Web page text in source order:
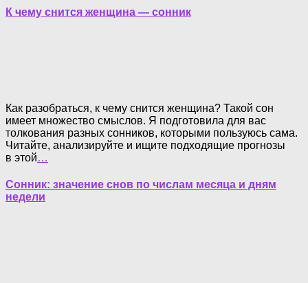
К чему снится женщина — сонник
Как разобраться, к чему снится женщина? Такой сон
имеет множество смыслов. Я подготовила для вас
толкования разных сонников, которыми пользуюсь сама.
Читайте, анализируйте и ищите подходящие прогнозы
в этой…
Сонник: значение снов по числам месяца и дням
недели